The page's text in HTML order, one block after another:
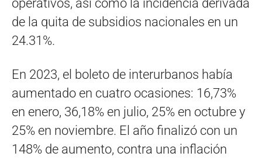
operativos, así como la incidencia derivada
de la quita de subsidios nacionales en un
24.31%.
En 2023, el boleto de interurbanos había
aumentado en cuatro ocasiones: 16,73%
en enero, 36,18% en julio, 25% en octubre y
25% en noviembre. El año finalizó con un
148% de aumento, contra una inflación